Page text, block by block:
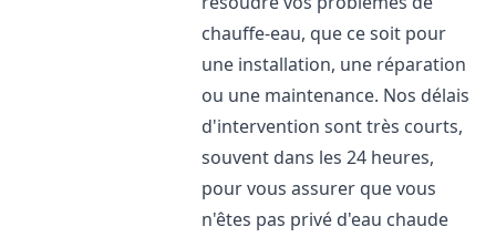
chauffe-eau, que ce soit pour
une installation, une réparation
ou une maintenance. Nos délais
d'intervention sont très courts,
souvent dans les 24 heures,
pour vous assurer que vous
n'êtes pas privé d'eau chaude